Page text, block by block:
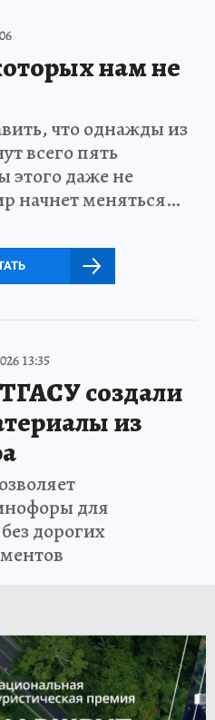
нам не
что однажды из
всего пять
этого даже не
начнет меняться…
13:35
создали
из
для
дорогих